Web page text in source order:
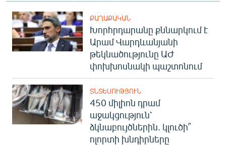
ՔԱՂԱՔԱԿԱՆ
Խորհրդարանը քննարկում է
Արամ Վարդևանյանի
թեկնածությունը ԱԺ
փոխխոսնակի պաշտոնում
ՏՆՏԵՍՈՒԹՅՈՒՆ
450 միլիոն դրամ
աջակցություն՝
ձկնաբույծներին. կլուծի՞
ոլորտի խնդիրները